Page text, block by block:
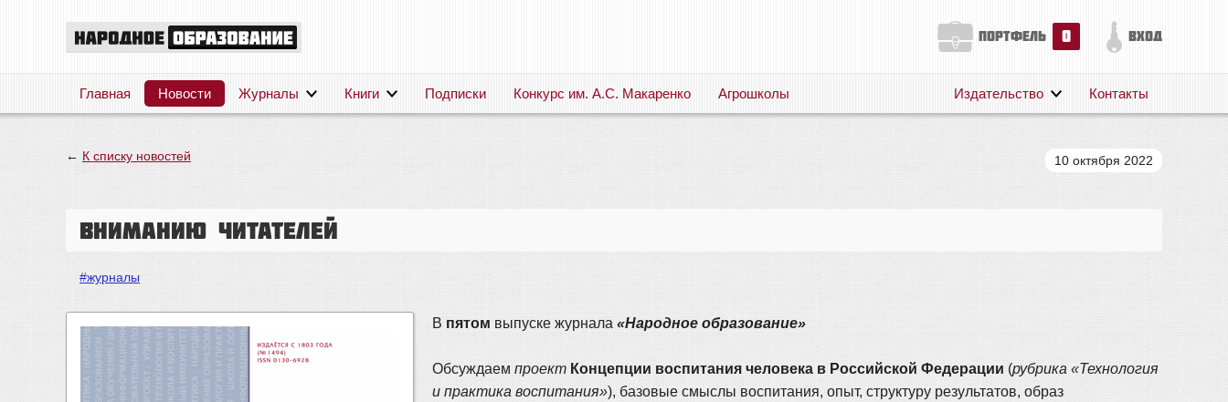
портфель 0 вход
Главная Новости Журналы Книги Подписки Конкурс им. А.С. Макаренко Агрошколы
Публикации
Издательство Контакты
← К списку новостей 10 октября 2022
Вниманию читателей
#журналы
В пятом выпуске журнала «Народное образование»
Обсуждаем проект Концепции воспитания человека в Российской Федерации (рубрика «Технология
и практика воспитания»), базовые смыслы воспитания, опыт, структуру результатов, образ